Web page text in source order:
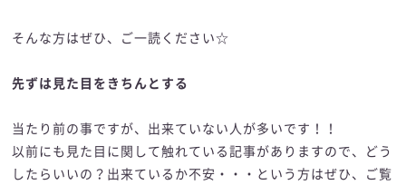
そんな方はぜひ、ご一読ください☆
先ずは見た目をきちんとする
当たり前の事ですが、出来ていない人が多いです！！
以前にも見た目に関して触れている記事がありますので、どう
したらいいの？出来ているか不安・・・という方はぜひ、ご覧